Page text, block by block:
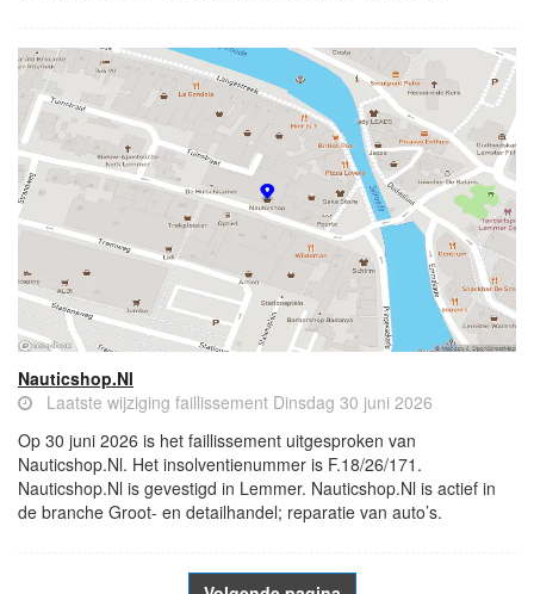
Nauticshop.Nl
Laatste wijziging faillissement Dinsdag 30 juni 2026
Op 30 juni 2026 is het faillissement uitgesproken van
Nauticshop.Nl. Het insolventienummer is F.18/26/171.
Nauticshop.Nl is gevestigd in Lemmer. Nauticshop.Nl is actief in
de branche Groot- en detailhandel; reparatie van auto’s.